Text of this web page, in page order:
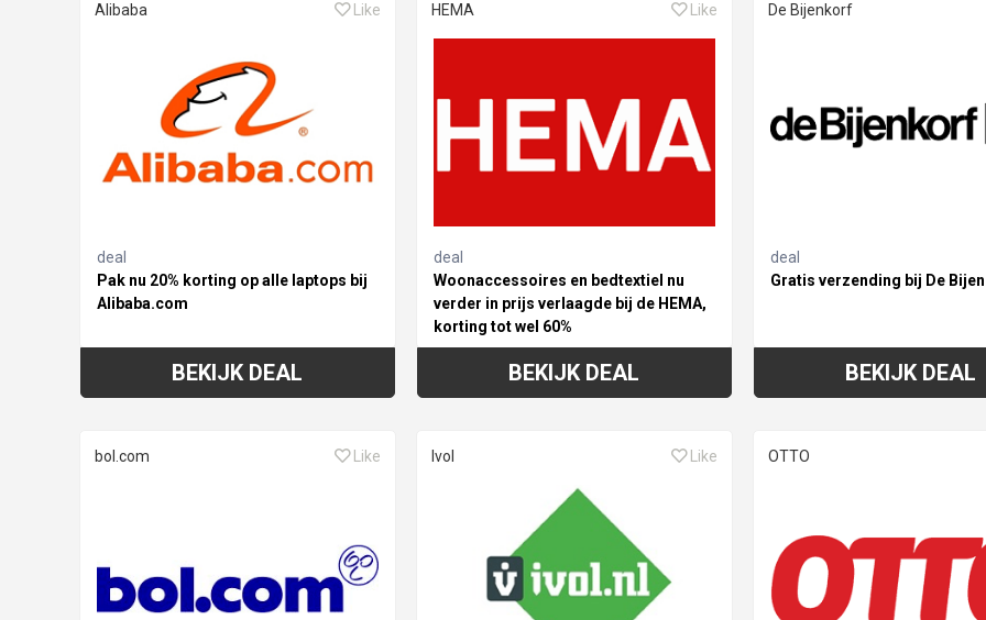
Alibaba Like
deal
Pak nu 20% korting op alle laptops bij
Alibaba.com
BEKIJK DEAL
HEMA Like
deal
Woonaccessoires en bedtextiel nu
verder in prijs verlaagde bij de HEMA,
korting tot wel 60%
BEKIJK DEAL
De Bijenkorf
deal
Gratis verzending bij De
BEKIJK DEAL
bol.com Like Ivol Like OTTO